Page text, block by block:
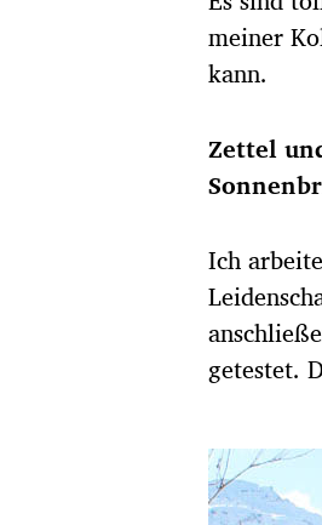
meiner
kann.
Zettel
Ich
getestet.